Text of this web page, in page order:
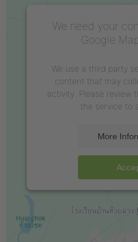
We need your
Google
We use a third party
content that may
activity. Please review
the service to
More